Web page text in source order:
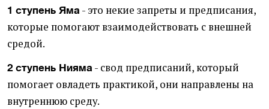
1 ступень Яма - это некие запреты и предписания,
которые помогают взаимодействовать с внешней
средой.
2 ступень Нияма - свод предписаний, который
помогает овладеть практикой, они направлены на
внутреннюю среду.